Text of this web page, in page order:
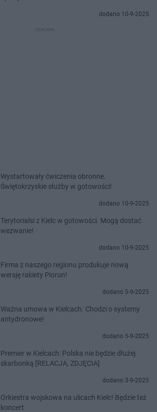
dodano 10-9-2025
Wystartowały ćwiczenia obronne.
Świętokrzyskie służby w gotowości!
dodano 10-9-2025
Terytorialsi z Kielc w gotowości. Mogą dostać
wezwanie!
dodano 10-9-2025
Firma z naszego regionu produkuje nową
wersję rakiety Piorun!
dodano 5-9-2025
Ważna umowa w Kielcach. Chodzi o systemy
antydronowe!
dodano 5-9-2025
Premier w Kielcach: Polska nie będzie dłużej
skarbonką [RELACJA, ZDJĘCIA]
dodano 3-9-2025
Orkiestra wojskowa na ulicach Kielc! Będzie też
koncert